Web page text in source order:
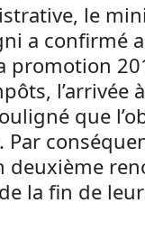
le
a confirmé
promotion
l’arrivée
que
deuxième
la fin de